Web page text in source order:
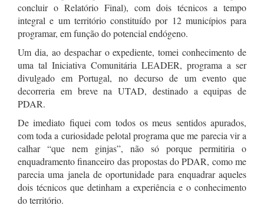
concluir o Relatório Final), com dois técnicos a tempo
integral e um território constituído por 12 municípios para
programar, em função do potencial endógeno.
Um dia, ao despachar o expediente, tomei conhecimento de
uma tal Iniciativa Comunitária LEADER, programa a ser
divulgado em Portugal, no decurso de um evento que
decorreria em breve na UTAD, destinado a equipas de
PDAR.
De imediato fiquei com todos os meus sentidos apurados,
com toda a curiosidade pelotal programa que me parecia vir a
calhar “que nem ginjas”, não só porque permitiria o
enquadramento financeiro das propostas do PDAR, como me
parecia uma janela de oportunidade para enquadrar aqueles
dois técnicos que detinham a experiência e o conhecimento
do território.